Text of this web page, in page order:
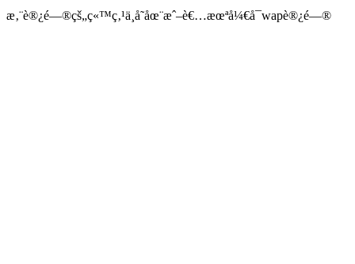
æ‚¨è®¿é—®çš„ç«™ç‚¹ä¸å­˜åœ¨æˆ–è€…æœªå¼€å¯wapè®¿é—®